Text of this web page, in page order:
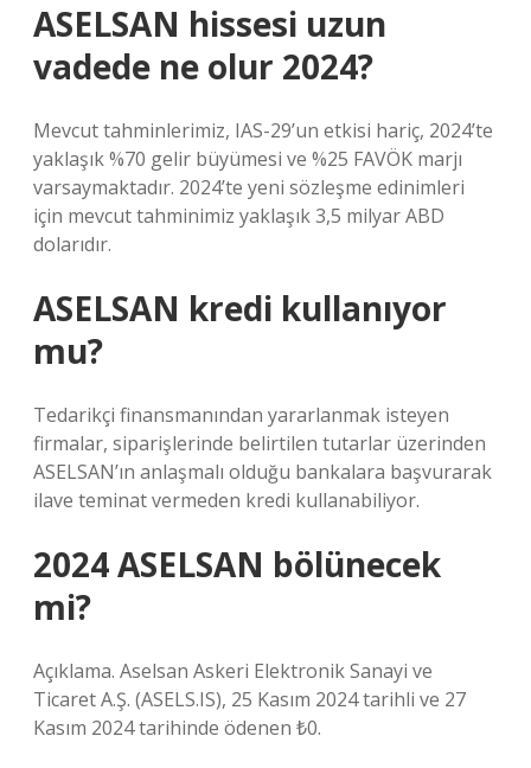
ASELSAN hissesi uzun
vadede ne olur 2024?
Mevcut tahminlerimiz, IAS-29’un etkisi hariç, 2024’te
yaklaşık %70 gelir büyümesi ve %25 FAVÖK marjı
varsaymaktadır. 2024’te yeni sözleşme edinimleri
için mevcut tahminimiz yaklaşık 3,5 milyar ABD
dolarıdır.
ASELSAN kredi kullanıyor
mu?
Tedarikçi finansmanından yararlanmak isteyen
firmalar, siparişlerinde belirtilen tutarlar üzerinden
ASELSAN’ın anlaşmalı olduğu bankalara başvurarak
ilave teminat vermeden kredi kullanabiliyor.
2024 ASELSAN bölünecek
mi?
Açıklama. Aselsan Askeri Elektronik Sanayi ve
Ticaret A.Ş. (ASELS.IS), 25 Kasım 2024 tarihli ve 27
Kasım 2024 tarihinde ödenen ₺0.